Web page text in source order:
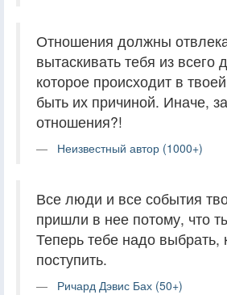
Отношения должны
вытаскивать тебя из всего
которое происходит в
быть их причиной. Иначе,
отношения?!
Неизвестный автор (1000+)
Все люди и все события
пришли в нее потому, что
Теперь тебе надо выбрать,
поступить.
Ричард Дэвис Бах (50+)